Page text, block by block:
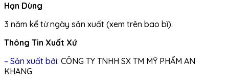
Hạn Dùng
3 năm kể từ ngày sản xuất (xem trên bao bì).
Thông Tin Xuất Xứ
– Sản xuất bởi: CÔNG TY TNHH SX TM MỸ PHẨM AN
KHANG